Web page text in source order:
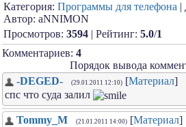
Категория: Программы для телефона |
Автор: aNNIMON
Просмотров: 3594 | Рейтинг: 5.0/1
Комментариев: 4
Порядок вывода
-DEGED-
(29.01.2011 12:10) [Материал]
спс что суда залил
Tommy_M (21.01.2011 14:00) [Материал]